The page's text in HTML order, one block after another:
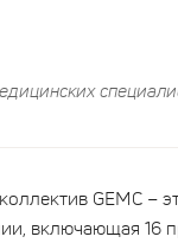
GEMC –
включающая 16